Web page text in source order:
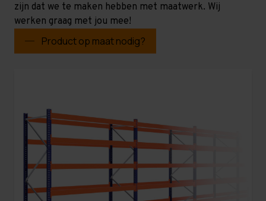
zijn dat we te maken hebben met maatwerk. Wij
werken graag met jou mee!
Product op maat nodig?